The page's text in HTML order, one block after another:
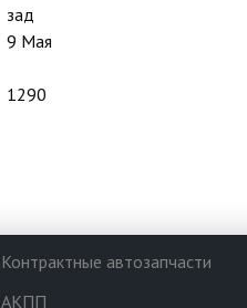
зад
9 Мая
1290
Контрактные автозапчасти
АКПП